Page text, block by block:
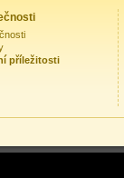
příležitosti